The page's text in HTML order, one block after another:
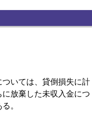
いては、貸倒損失に計
放棄した未収入金につ
。